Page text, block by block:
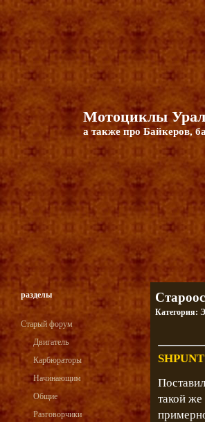
Мотоциклы
а также про Байкеров,
разделы
Старый форум
Двигатель
Карбюраторы
Начинающим
Общие
Разговорчики
Категория:
SHPUNT
такой